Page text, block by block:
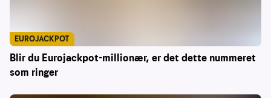
Blir du Eurojackpot-millionær, er det dette nummeret
som ringer
EUROJACKPOT